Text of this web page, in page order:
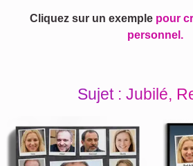
Cliquez sur un exemple pour
personnel.
Sujet : Jubilé,